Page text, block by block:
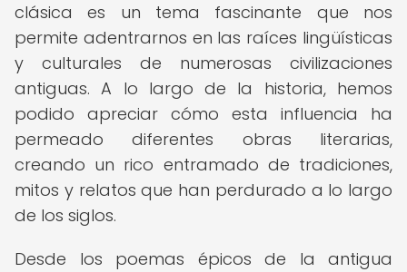
clásica es un tema fascinante que nos
permite adentrarnos en las raíces lingüísticas
y culturales de numerosas civilizaciones
antiguas. A lo largo de la historia, hemos
podido apreciar cómo esta influencia ha
permeado diferentes obras literarias,
creando un rico entramado de tradiciones,
mitos y relatos que han perdurado a lo largo
de los siglos.
Desde los poemas épicos de la antigua